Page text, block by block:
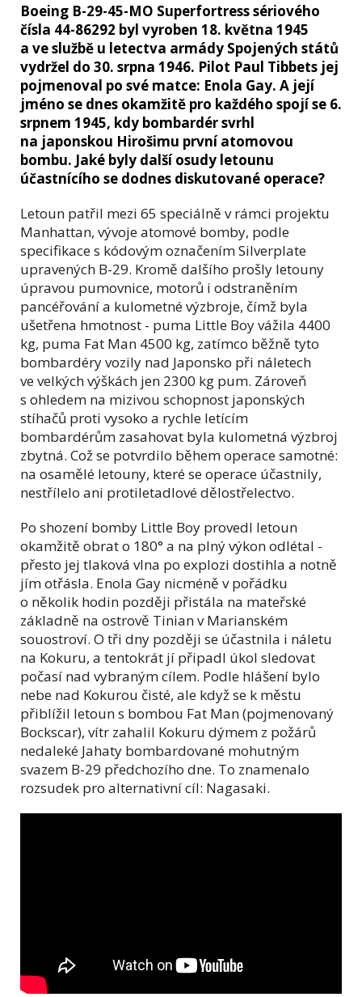
Boeing B-29-45-MO Superfortress sériového
čísla 44-86292 byl vyroben 18. května 1945
a ve službě u letectva armády Spojených států
vydržel do 30. srpna 1946. Pilot Paul Tibbets jej
pojmenoval po své matce: Enola Gay. A její
jméno se dnes okamžitě pro každého spojí se 6.
srpnem 1945, kdy bombardér svrhl
na japonskou Hirošimu první atomovou
bombu. Jaké byly další osudy letounu
účastnícího se dodnes diskutované operace?
Letoun patřil mezi 65 speciálně v rámci projektu
Manhattan, vývoje atomové bomby, podle
specifikace s kódovým označením Silverplate
upravených B-29. Kromě dalšího prošly letouny
úpravou pumovnice, motorů i odstraněním
pancéřování a kulometné výzbroje, čímž byla
ušetřena hmotnost - puma Little Boy vážila 4400
kg, puma Fat Man 4500 kg, zatímco běžně tyto
bombardéry vozily nad Japonsko při náletech
ve velkých výškách jen 2300 kg pum. Zároveň
s ohledem na mizivou schopnost japonských
stíhačů proti vysoko a rychle letícím
bombardérům zasahovat byla kulometná výzbroj
zbytná. Což se potvrdilo během operace samotné:
na osamělé letouny, které se operace účastnily,
nestřílelo ani protiletadlové dělostřelectvo.
Po shození bomby Little Boy provedl letoun
okamžitě obrat o 180° a na plný výkon odlétal -
přesto jej tlaková vlna po explozi dostihla a notně
jím otřásla. Enola Gay nicméně v pořádku
o několik hodin později přistála na mateřské
základně na ostrově Tinian v Marianském
souostroví. O tři dny později se účastnila i náletu
na Kokuru, a tentokrát jí připadl úkol sledovat
počasí nad vybraným cílem. Podle hlášení bylo
nebe nad Kokurou čisté, ale když se k městu
přiblížil letoun s bombou Fat Man (pojmenovaný
Bockscar), vítr zahalil Kokuru dýmem z požárů
nedaleké Jahaty bombardované mohutným
svazem B-29 předchozího dne. To znamenalo
rozsudek pro alternativní cíl: Nagasaki.